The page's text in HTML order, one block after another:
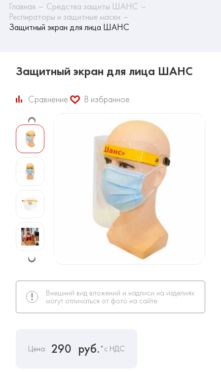
Главная
Средства защиты ШАНС
Респираторы и защитные маски
Защитный экран для лица ШАНС
Защитный экран для лица ШАНС
Сравнение В избранное
Внешний вид вложений и надписи на изделиях
могут отличаться от фото на сайте
Цена: 290 руб.*с НДС